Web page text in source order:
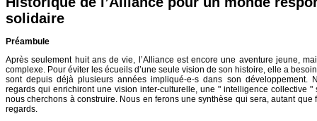
solidaire
Préambule
Après seulement huit ans de vie, l’Alliance est encore une aventure jeune,
complexe. Pour éviter les écueils d’une seule vision de son histoire, elle a
sont depuis déjà plusieurs années impliqué-e-s dans son développement.
regards qui enrichiront une vision inter-culturelle, une " intelligence collective
nous cherchons à construire. Nous en ferons une synthèse qui sera, autant
regards.